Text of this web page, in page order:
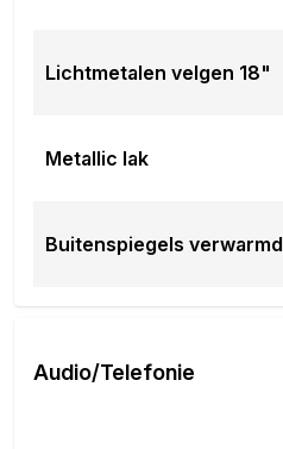
Lichtmetalen velgen 18"
Metallic lak
Buitenspiegels verwarmd
Audio/Telefonie